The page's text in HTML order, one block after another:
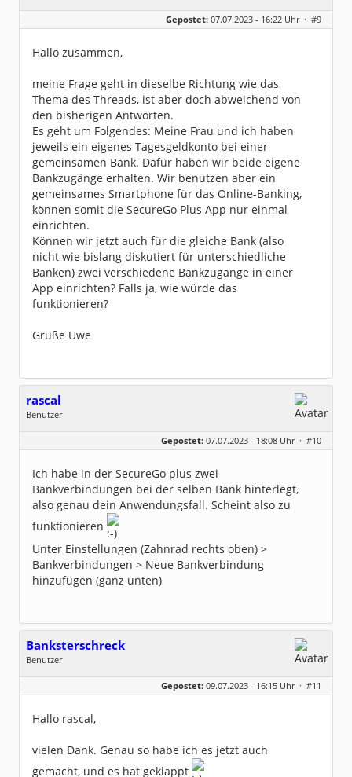
Geschlecht:
Beiträge:
59
Gepostet: 07.07.2023 - 16:22 Uhr · #9
Hallo zusammen,
meine Frage geht in dieselbe Richtung wie das
Thema des Threads, ist aber doch abweichend von
den bisherigen Antworten.
Es geht um Folgendes: Meine Frau und ich haben
jeweils ein eigenes Tagesgeldkonto bei einer
gemeinsamen Bank. Dafür haben wir beide eigene
Bankzugänge erhalten. Wir benutzen aber ein
gemeinsames Smartphone für das Online-Banking,
können somit die SecureGo Plus App nur einmal
einrichten.
Können wir jetzt auch für die gleiche Bank (also
nicht wie bislang diskutiert für unterschiedliche
Banken) zwei verschiedene Bankzugänge in einer
App einrichten? Falls ja, wie würde das
funktionieren?
Grüße Uwe
rascal
Benutzer
Beiträge:
417
Gepostet: 07.07.2023 - 18:08 Uhr · #10
Ich habe in der SecureGo plus zwei
Bankverbindungen bei der selben Bank hinterlegt,
also genau dein Anwendungsfall. Scheint also zu
funktionieren
Unter Einstellungen (Zahnrad rechts oben) >
Bankverbindungen > Neue Bankverbindung
hinzufügen (ganz unten)
Banksterschreck
Benutzer
Geschlecht:
Beiträge:
59
Gepostet: 09.07.2023 - 16:15 Uhr · #11
Hallo rascal,
vielen Dank. Genau so habe ich es jetzt auch
gemacht, und es hat geklappt